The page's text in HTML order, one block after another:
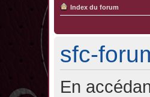
Index du forum
sfc-
En